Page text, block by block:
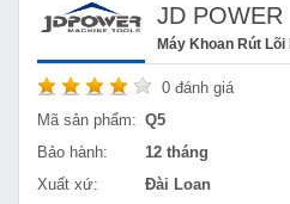
JD POWER
Máy Khoan Rút Lõi
0 đánh giá
Mã sản phẩm: Q5
Bảo hành:
12 tháng
Xuất xứ:
Đài Loan